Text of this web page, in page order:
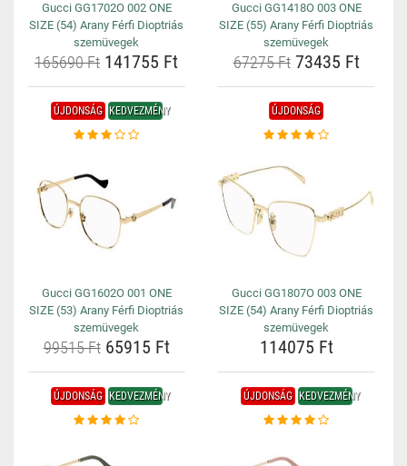
Gucci GG1702O 002 ONE
SIZE (54) Arany Férfi Dioptriás
szemüvegek
165690 Ft 141755 Ft
Gucci GG1418O 003 ONE
SIZE (55) Arany Férfi Dioptriás
szemüvegek
67275 Ft73435 Ft
ÚJDONSÁG KEDVEZMÉNY
Gucci GG1602O 001 ONE
SIZE (53) Arany Férfi Dioptriás
szemüvegek
99515 Ft65915 Ft
ÚJDONSÁG
Gucci GG1807O 003 ONE
SIZE (54) Arany Férfi Dioptriás
szemüvegek
114075 Ft
ÚJDONSÁG KEDVEZMÉNY ÚJDONSÁG KEDVEZMÉNY